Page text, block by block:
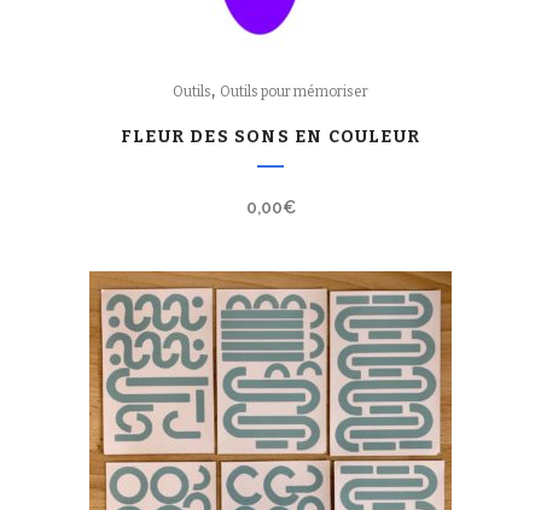
Outils, Outils pour mémoriser
FLEUR DES SONS EN COULEUR
0,00€